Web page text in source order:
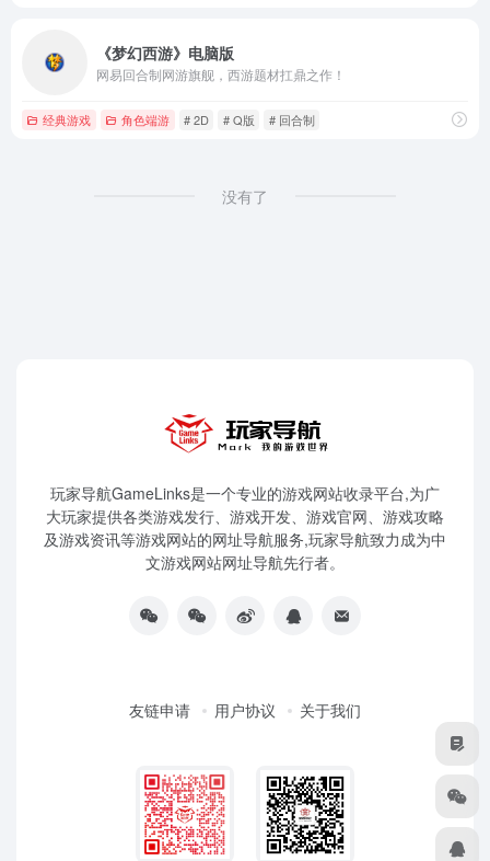
《梦幻西游》电脑版
网易回合制网游旗舰，西游题材扛鼎之作！
经典游戏 角色端游 # 2D # Q版 # 回合制
没有了
玩家导航GameLinks是一个专业的游戏网站收录平台,为广
大玩家提供各类游戏发行、游戏开发、游戏官网、游戏攻略
及游戏资讯等游戏网站的网址导航服务,玩家导航致力成为中
文游戏网站网址导航先行者。
友链申请 用户协议 关于我们